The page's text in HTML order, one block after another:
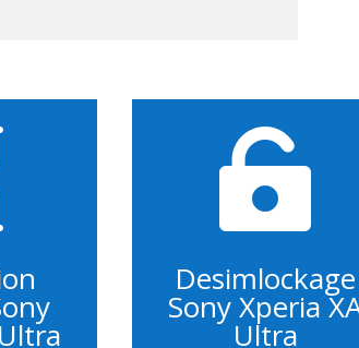

Desimlockage
Sony Xperia
Ultra